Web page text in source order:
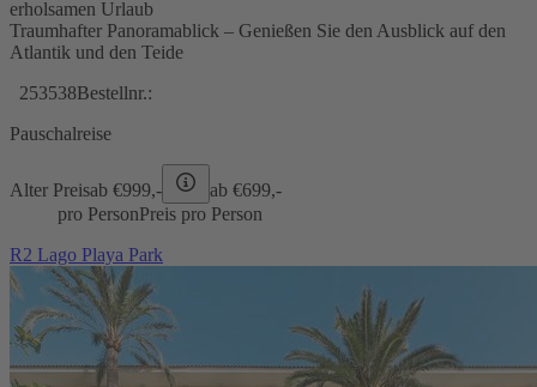
erholsamen Urlaub
Traumhafter Panoramablick – Genießen Sie den Ausblick auf den
Atlantik und den Teide
253538Bestellnr.:
Pauschalreise
Alter Preisab €999,- ab €699,-
pro PersonPreis pro Person
R2 Lago Playa Park